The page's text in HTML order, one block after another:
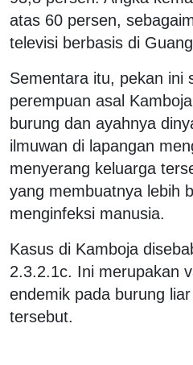
atas 60 persen,
televisi berbasis di
Sementara itu, pekan ini
perempuan asal
burung dan ayahnya
ilmuwan di lapangan
menyerang keluarga
yang membuatnya lebih
menginfeksi manusia.
Kasus di Kamboja
2.3.2.1c. Ini merupakan
endemik pada burung
tersebut.